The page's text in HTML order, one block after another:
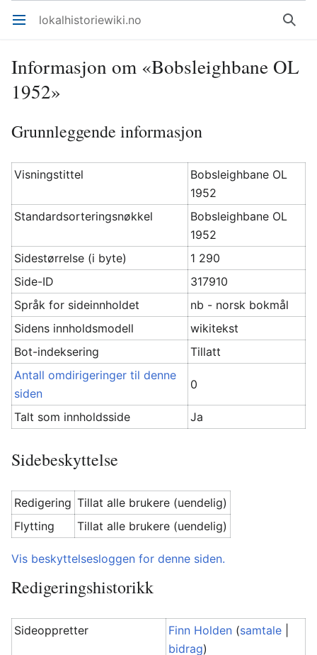
Åpne hovedmenyen lokalhistoriewiki.no Søk
Informasjon om «Bobsleighbane OL
1952»
Grunnleggende informasjon
Visningstittel
Bobsleighbane OL
1952
Standardsorteringsnøkkel
Bobsleighbane OL
1952
Sidestørrelse (i byte)
1 290
Side-ID
317910
Språk for sideinnholdet
nb - norsk bokmål
Sidens innholdsmodell
wikitekst
Bot-indeksering
Tillatt
Antall omdirigeringer til denne
siden
0
Talt som innholdsside Ja
Sidebeskyttelse
Redigering Tillat alle brukere (uendelig)
Flytting
Tillat alle brukere (uendelig)
Vis beskyttelsesloggen for denne siden.
Redigeringshistorikk
Sideoppretter Finn Holden (samtale
bidrag)